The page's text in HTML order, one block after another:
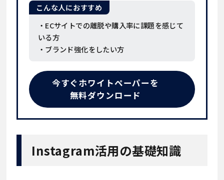
こんな人におすすめ
・ECサイトでの離脱や購入率に課題を感じて
いる方
・ブランド強化をしたい方
今すぐホワイトペーパーを
無料ダウンロード
Instagram活用の基礎知識